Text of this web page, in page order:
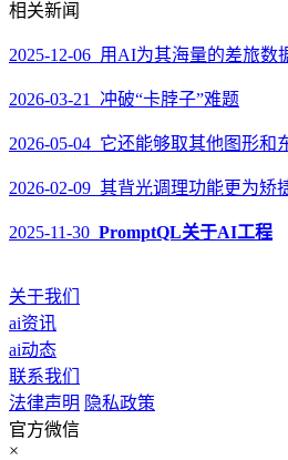
相关新闻
2025-12-06 用AI为其海量的差旅数
2026-03-21 冲破“卡脖子”难题
2026-05-04 它还能够取其他图形和
2026-02-09 其背光调理功能更为矫
2025-11-30 PromptQL关于AI工程
关于我们
ai资讯
ai动态
联系我们
法律声明 隐私政策
官方微信
×